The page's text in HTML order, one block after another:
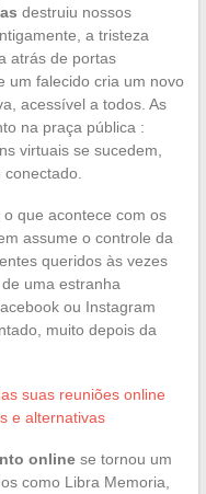
destruiu nossos
a tristeza
atrás de portas
um falecido cria um novo
acessível a todos. As
na praça pública :
virtuais se sucedem,
que acontece com os
assume o controle da
queridos às vezes
uma estranha
ou Instagram
muito depois da
suas reuniões online
e alternativas
onlinese tornou um
como Libra Memoria,